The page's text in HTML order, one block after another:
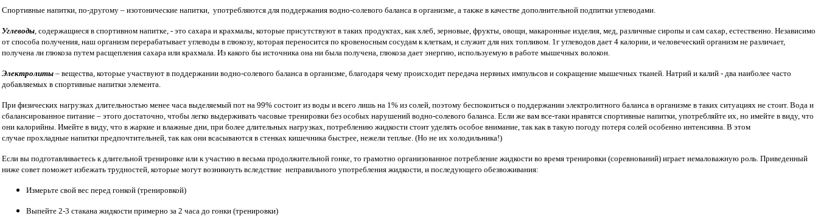
Спортивные напитки, по-другому – изотонические напитки, употребляются для поддержания водно-солевого баланса в организме, а также в качестве дополнительной подпитки углеводами.
Углеводы, содержащиеся в спортивном напитке, - это сахара и крахмалы, которые присутствуют в таких продуктах, как хлеб, зерновые, фрукты, овощи, макаронные изделия, мед, различные сиропы и сам сахар, естественно. Независимо
от способа получения, наш организм перерабатывает углеводы в глюкозу, которая переносится по кровеносным сосудам к клеткам, и служит для них топливом. 1г углеводов дает 4 калории, и человеческий организм не различает,
получена ли глюкоза путем расщепления сахара или крахмала. Из какого бы источника она ни была получена, глюкоза дает энергию, используемую в работе мышечных волокон.
Электролиты – вещества, которые участвуют в поддержании водно-солевого баланса в организме, благодаря чему происходит передача нервных импульсов и сокращение мышечных тканей. Натрий и калий - два наиболее часто
добавляемых в спортивные напитки элемента.
При физических нагрузках длительностью менее часа выделяемый пот на 99% состоит из воды и всего лишь на 1% из солей, поэтому беспокоиться о поддержании электролитного баланса в организме в таких ситуациях не стоит. Вода и
сбалансированное питание – этого достаточно, чтобы легко выдерживать часовые тренировки без особых нарушений водно-солевого баланса. Если же вам все-таки нравятся спортивные напитки, употребляйте их, но имейте в виду, что
они калорийны. Имейте в виду, что в жаркие и влажные дни, при более длительных нагрузках, потреблению жидкости стоит уделять особое внимание, так как в такую погоду потеря солей особенно интенсивна. В этом
случае прохладные напитки предпочтительней, так как они всасываются в стенках кишечника быстрее, нежели теплые. (Но не их холодильника!)
Если вы подготавливаетесь к длительной тренировке или к участию в весьма продолжительной гонке, то грамотно организованное потребление жидкости во время тренировки (соревнований) играет немаловажную роль. Приведенный
ниже совет поможет избежать трудностей, которые могут возникнуть вследствие неправильного употребления жидкости, и последующего обезвоживания:
Измерьте свой вес перед гонкой (тренировкой)
Выпейте 2-3 стакана жидкости примерно за 2 часа до гонки (тренировки)